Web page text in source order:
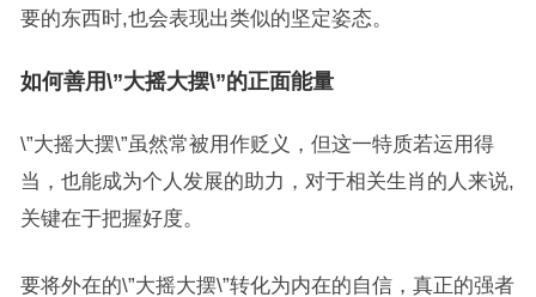
要的东西时,也会表现出类似的坚定姿态。
如何善用\”大摇大摆\”的正面能量
\”大摇大摆\”虽然常被用作贬义，但这一特质若运用得
当，也能成为个人发展的助力，对于相关生肖的人来说,
关键在于把握好度。
要将外在的\”大摇大摆\”转化为内在的自信，真正的强者